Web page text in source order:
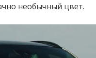
необычный цвет.